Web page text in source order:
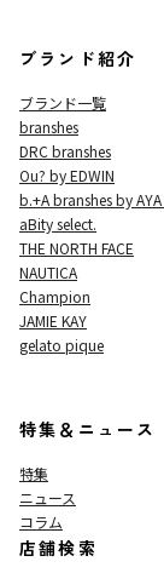
ブランド紹介
ブランド一覧
branshes
DRC branshes
Ou? by EDWIN
b.+A branshes by AYA
aBity select.
THE NORTH FACE
NAUTICA
Champion
JAMIE KAY
gelato pique
特集＆ニュース
特集
ニュース
コラム
店舗検索